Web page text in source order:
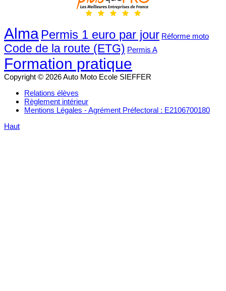
Alma Permis 1 euro par jour Réforme moto
Code de la route (ETG) Permis A
Formation pratique
Copyright © 2026 Auto Moto Ecole SIEFFER
Relations élèves
Règlement intérieur
Mentions Légales - Agrément Préfectoral : E2106700180
Haut